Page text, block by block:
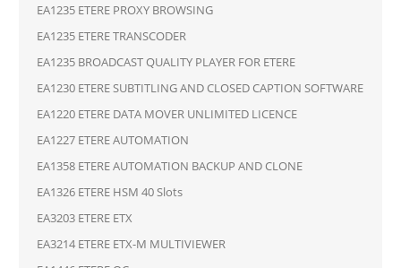
EA1235 ETERE PROXY BROWSING
EA1235 ETERE TRANSCODER
EA1235 BROADCAST QUALITY PLAYER FOR ETERE
EA1230 ETERE SUBTITLING AND CLOSED CAPTION SOFTWARE
EA1220 ETERE DATA MOVER UNLIMITED LICENCE
EA1227 ETERE AUTOMATION
EA1358 ETERE AUTOMATION BACKUP AND CLONE
EA1326 ETERE HSM 40 Slots
EA3203 ETERE ETX
EA3214 ETERE ETX-M MULTIVIEWER